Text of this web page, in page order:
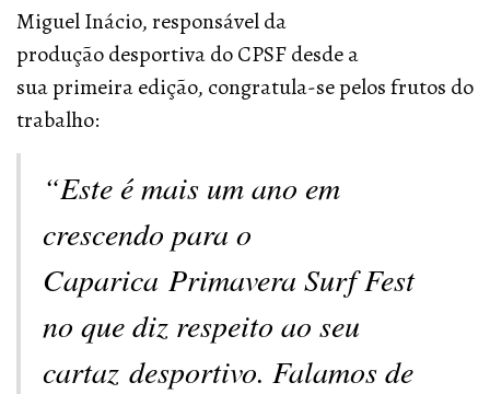
Miguel Inácio, responsável da
produção desportiva do CPSF desde a
sua primeira edição, congratula-se pelos frutos do
trabalho:
“Este é mais um ano em
crescendo para o
Caparica Primavera Surf Fest
no que diz respeito ao seu
cartaz desportivo. Falamos de